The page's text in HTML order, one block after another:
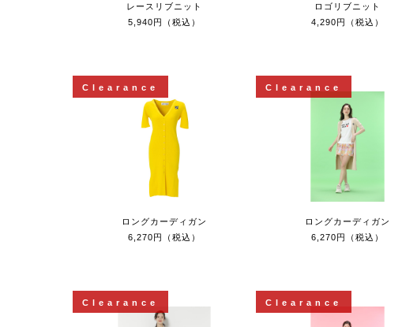
レースリブニット
5,940円（税込）
ロゴリブニット
4,290円（税込）
Clearance
ロングカーディガン
6,270円（税込）
Clearance
ロングカーディガン
6,270円（税込）
Clearance Clearance